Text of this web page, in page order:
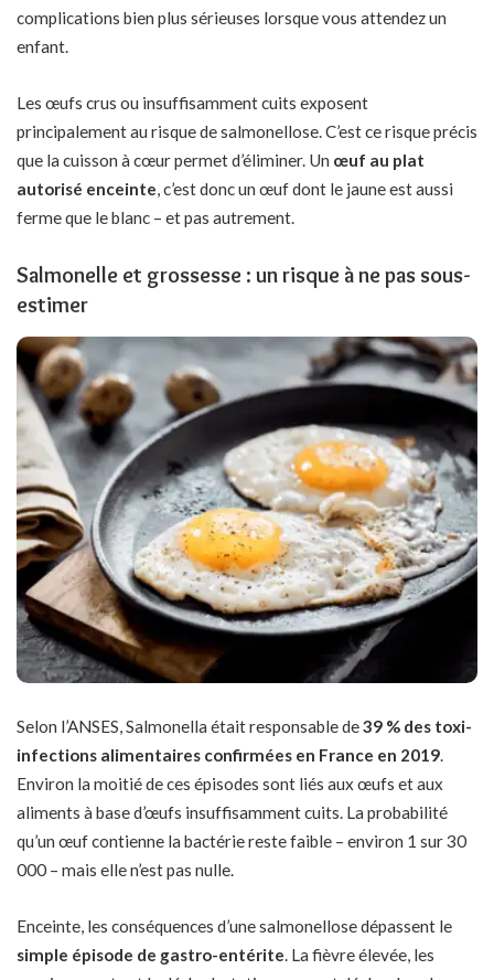
complications bien plus sérieuses lorsque vous attendez un
enfant.
Les œufs crus ou insuffisamment cuits exposent
principalement au risque de salmonellose. C’est ce risque précis
que la cuisson à cœur permet d’éliminer. Un œuf au plat
autorisé enceinte, c’est donc un œuf dont le jaune est aussi
ferme que le blanc – et pas autrement.
Salmonelle et grossesse : un risque à ne pas sous-
estimer
Selon l’ANSES, Salmonella était responsable de39 % des toxi-
infections alimentaires confirmées en France en 2019.
Environ la moitié de ces épisodes sont liés aux œufs et aux
aliments à base d’œufs insuffisamment cuits. La probabilité
qu’un œuf contienne la bactérie reste faible – environ 1 sur 30
000 – mais elle n’est pas nulle.
Enceinte, les conséquences d’une salmonellose dépassent le
simple épisode de gastro-entérite. La fièvre élevée, les